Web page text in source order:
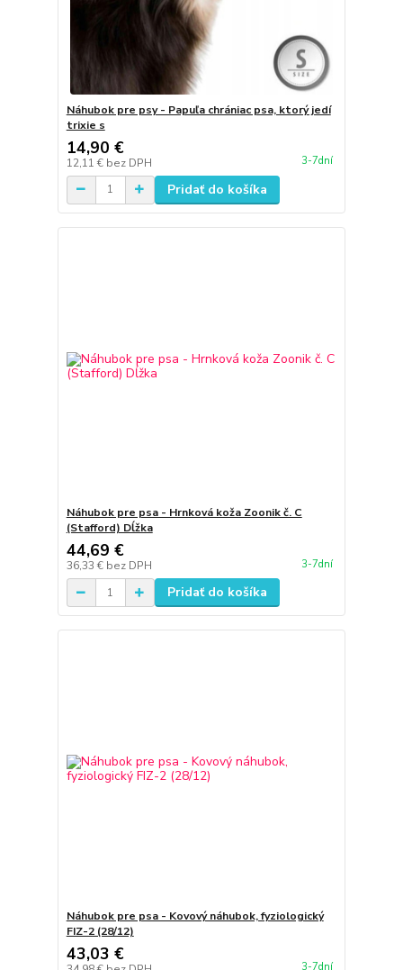
Náhubok pre psy - Papuľa chrániac psa, ktorý jedí
trixie s
14,90 €
12,11 € bez DPH 3-7dní
Pridať do košíka
Náhubok pre psa - Hrnková koža Zoonik č. C
(Stafford) Dĺžka
44,69 €
36,33 € bez DPH 3-7dní
Pridať do košíka
Náhubok pre psa - Kovový náhubok, fyziologický
FIZ-2 (28/12)
43,03 €
3-7dní